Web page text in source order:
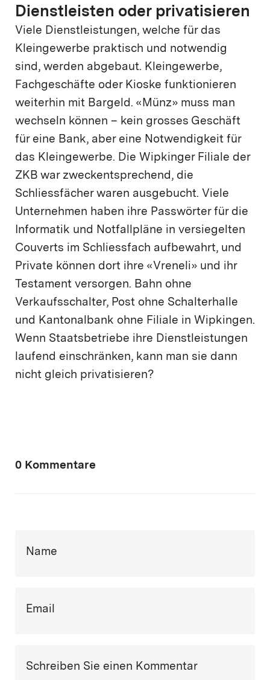
Dienstleisten oder privatisieren
Viele Dienstleistungen, welche für das
Kleingewerbe praktisch und notwendig
sind, werden abgebaut. Kleingewerbe,
Fachgeschäfte oder Kioske funktionieren
weiterhin mit Bargeld. «Münz» muss man
wechseln können – kein grosses Geschäft
für eine Bank, aber eine Notwendigkeit für
das Kleingewerbe. Die Wipkinger Filiale der
ZKB war zweckentsprechend, die
Schliessfächer waren ausgebucht. Viele
Unternehmen haben ihre Passwörter für die
Informatik und Notfallpläne in versiegelten
Couverts im Schliessfach aufbewahrt, und
Private können dort ihre «Vreneli» und ihr
Testament versorgen. Bahn ohne
Verkaufsschalter, Post ohne Schalterhalle
und Kantonalbank ohne Filiale in Wipkingen.
Wenn Staatsbetriebe ihre Dienstleistungen
laufend einschränken, kann man sie dann
nicht gleich privatisieren?
0 Kommentare
Name
Email
Schreiben Sie einen Kommentar